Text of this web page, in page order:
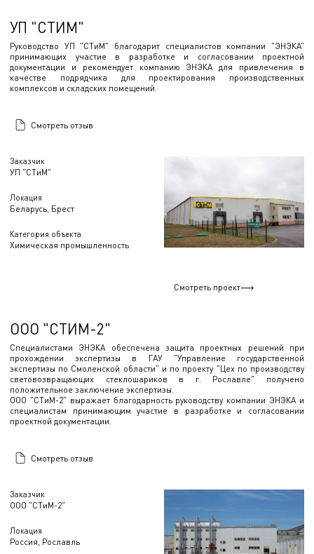
Заказчик
УП "СТиМ"
Локация
Беларусь, Брест
Категория объекта
Химическая промышленность
УП "СТИМ"
Руководство УП "СТиМ" благодарит специалистов компании "ЭНЭКА"
принимающих участие в разработке и согласовании проектной
документации и рекомендует компанию ЭНЭКА для привлечения в
качестве подрядчика для проектирования производственных
комплексов и складских помещений.
Смотреть отзыв
Смотреть проект
Заказчик
ООО "СТиМ-2"
Локация
Россия, Рославль
ООО "СТИМ-2"
Специалистами ЭНЭКА обеспечена защита проектных решений при
прохождении экспертизы в ГАУ "Управление государственной
экспертизы по Смоленской области" и по проекту "Цех по производству
световозвращающих стеклошариков в г. Рославле" получено
положительное заключение экспертизы.
ООО "СТиМ-2" выражает благодарность руководству компании ЭНЭКА и
специалистам принимающим участие в разработке и согласовании
проектной документации.
Смотреть отзыв